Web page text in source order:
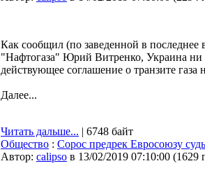
Как сообщил (по заведенной в
"Нафтогаза" Юрий Витренко, Украина ни
действующее соглашение о транзите газа
Далее...
Читать дальше... | 6748 байт
Общество : Сорос предрек Евросоюзу
Автор: calipso в 13/02/2019 07:10:00 (1629